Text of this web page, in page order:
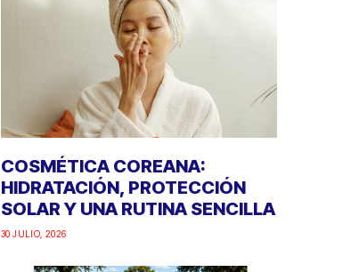
COSMÉTICA COREANA:
HIDRATACIÓN, PROTECCIÓN
SOLAR Y UNA RUTINA SENCILLA
30 JULIO, 2026